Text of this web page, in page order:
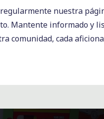
nuestra
Mantente informado y
comunidad, cada